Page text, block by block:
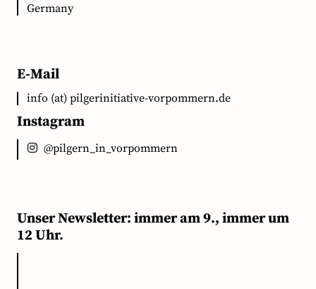
Germany
E-Mail
info (at) pilgerinitiative-vorpommern.de
Instagram
@pilgern_in_vorpommern
Unser Newsletter: immer am 9., immer um
12 Uhr.